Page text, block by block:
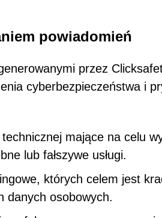
powiadomień
przez
cyberbezpieczeństwa i
mające na celu
lub fałszywe usługi.
których celem jest
danych osobowych.